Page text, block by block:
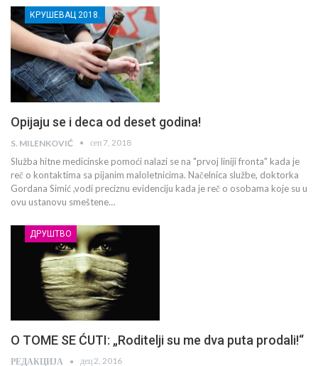
КРУШЕВАЦ 2018.
Opijaju se i deca od deset godina!
S. MILENKOVIĆ сеп 7, 2018
Služba hitne medicinske pomoći nalazi se na "prvoj liniji fronta" kada je
reč o kontaktima sa pijanim maloletnicima. Načelnica službe, doktorka
Gordana Simić ,vodi preciznu evidenciju kada je reč o osobama koje su u
ovu ustanovu smeštene…
ДРУШТВО
O TOME SE ĆUTI: „Roditelji su me dva puta prodali!“
РЕДАКЦИЈА дец 2, 2016